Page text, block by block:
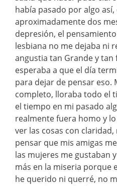
había pasado por algo
aproximadamente dos
depresión, el
lesbiana no me dejaba ni
angustia tan Grande y tan
esperaba a que el día
para dejar de pensar eso.
completo, lloraba todo el
el tiempo en mi pasado
realmente fuera homo y
ver las cosas con
pensar que mis amigas
las mujeres me gustaban
más en la miseria porque
he querido ni querré, no